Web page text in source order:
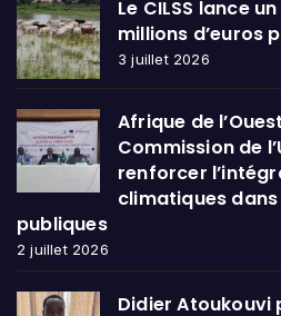
Le CILSS lance
millions d’euros
3 juillet 2026
Afrique de
Commission de
renforcer
climatiques
publiques
2 juillet 2026
Didier Atoukouvi